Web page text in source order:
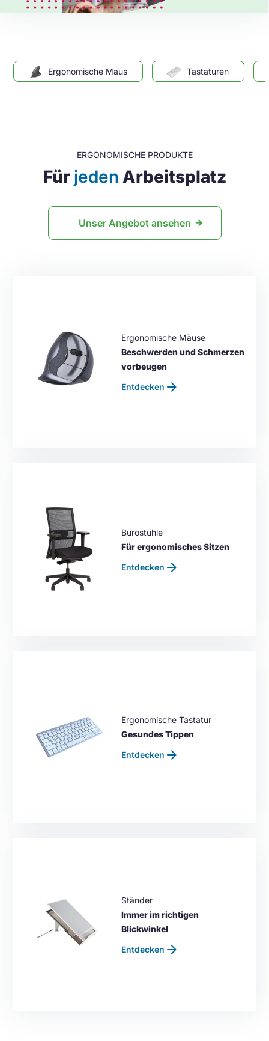
Ergonomische Maus Tastaturen
ERGONOMISCHE PRODUKTE
Für jeden Arbeitsplatz
Unser Angebot ansehen
Ergonomische Mäuse
Beschwerden und Schmerzen
vorbeugen
Entdecken arrow_forward
Bürostühle
Für ergonomisches Sitzen
Entdecken arrow_forward
Ergonomische Tastatur
Gesundes Tippen
Entdecken arrow_forward
Ständer
Immer im richtigen
Blickwinkel
Entdecken arrow_forward